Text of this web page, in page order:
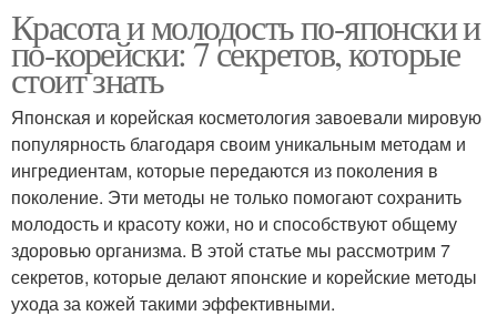
Красота и молодость по-японски и
по-корейски: 7 секретов, которые
стоит знать
Японская и корейская косметология завоевали мировую
популярность благодаря своим уникальным методам и
ингредиентам, которые передаются из поколения в
поколение. Эти методы не только помогают сохранить
молодость и красоту кожи, но и способствуют общему
здоровью организма. В этой статье мы рассмотрим 7
секретов, которые делают японские и корейские методы
ухода за кожей такими эффективными.